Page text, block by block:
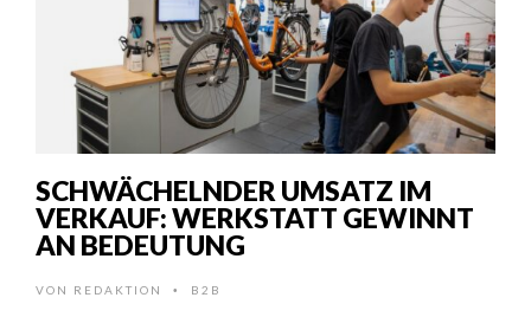
SCHWÄCHELNDER UMSATZ IM
VERKAUF: WERKSTATT GEWINNT
AN BEDEUTUNG
VON REDAKTION • B2B